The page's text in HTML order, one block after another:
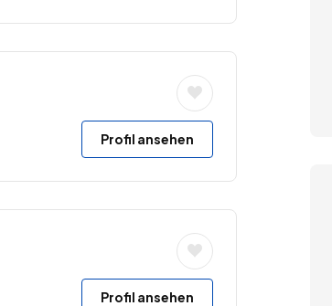
Profil ansehen
Profil ansehen